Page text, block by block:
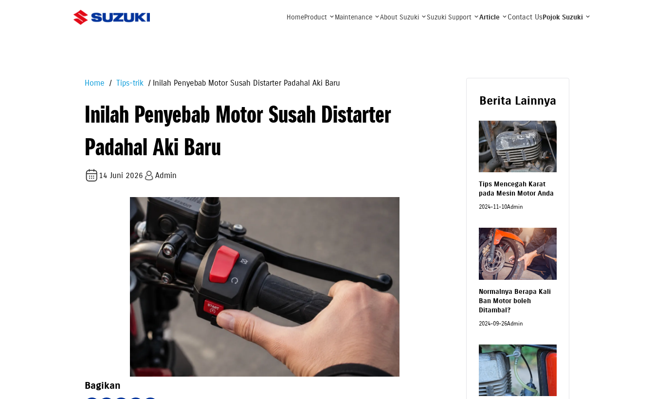
HomeProduct Maintenance About Suzuki Suzuki Support Article Contact UsPojok Suzuki
Home Tips-trik Inilah Penyebab Motor Susah Distarter Padahal Aki Baru
Inilah Penyebab Motor Susah Distarter
Padahal Aki Baru
14 Juni 2026 Admin
Bagikan
Berita Lainnya
Tips Mencegah Karat
pada Mesin Motor Anda
2024-11-10Admin
Normalnya Berapa Kali
Ban Motor boleh
Ditambal?
2024-09-26Admin